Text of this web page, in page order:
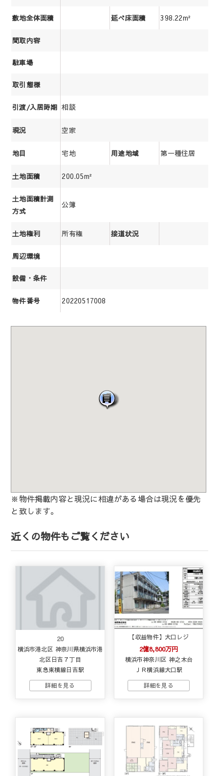
敷地全体面積 延べ床面積 398.22m²
間取内容
駐車場
取引態様
引渡/入居時期 相談
現況 空家
地目 宅地 用途地域 第一種住居
土地面積 200.05m²
土地面積計測
方式
公簿
土地権利 所有権 接道状況
周辺環境
設備・条件
物件番号 20220517008
※物件掲載内容と現況に相違がある場合は現況を優先
と致します。
近くの物件もご覧ください
20
横浜市港北区 神奈川県横浜市港
北区日吉７丁目
東急東横線日吉駅
【収益物件】大口レジ
2億8,800万円
横浜市神奈川区 神之木台
ＪＲ横浜線大口駅